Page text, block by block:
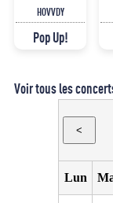
HOVVDY
Pop Up!
Voir tous les
<
Lun